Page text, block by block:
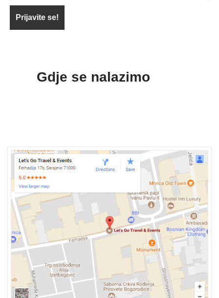
Gdje se nalazimo